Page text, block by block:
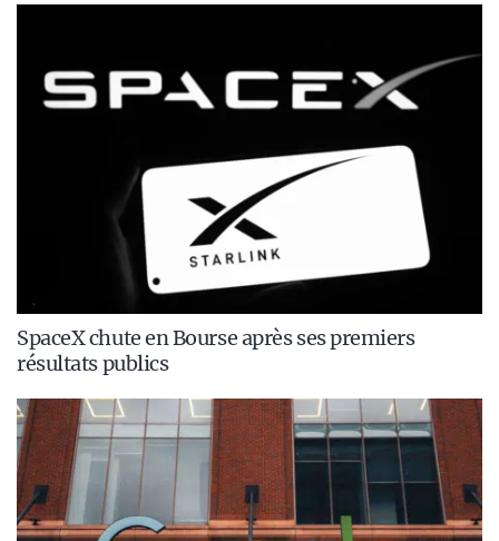
SpaceX chute en Bourse après ses premiers
résultats publics